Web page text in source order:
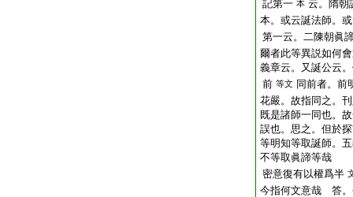
記第一 本 云。隋朝
本。或云誕法師。
第一云。二陳朝眞
爾者此等異説如何
義章云。又誕公云
前 等文 同前者。前
花嚴。故指同之。
既是諸師一同也。
誤也。思之。但於
等明知等取誕師。
不等取眞諦等哉
密意復有以權爲半
今指何文意哉 答。